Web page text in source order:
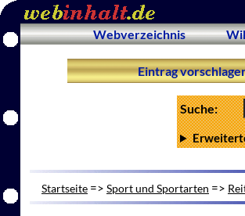
Webverzeichnis
Eintrag
Suche:
Startseite => Sport und Sportarten =>